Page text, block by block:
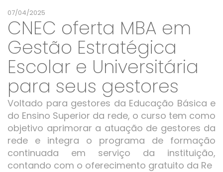
07/04/2025
CNEC oferta MBA em
Gestão Estratégica
Escolar e Universitária
para seus gestores
Voltado para gestores da Educação Básica e
do Ensino Superior da rede, o curso tem como
objetivo aprimorar a atuação de gestores da
rede e integra o programa de formação
continuada em serviço da instituição,
contando com o oferecimento gratuito da Re